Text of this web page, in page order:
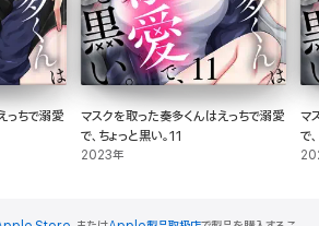
っちで溺愛
マスクを取った奏多くんはえっちで溺愛
で、ちょっと黒い。11
2023年
マ
で